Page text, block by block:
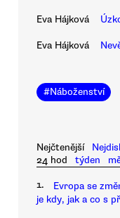
Eva Hájková
Eva Hájková
#Náboženství
Nejčtenější
24 hod
týden
1.
Evropa se
je kdy, jak a co s